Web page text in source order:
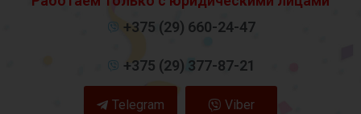
+375 (29) 660-24-47
+375 (29) 377-87-21
Telegram Viber